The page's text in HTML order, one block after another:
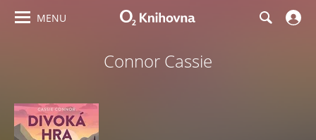
MENU
Connor Cassie